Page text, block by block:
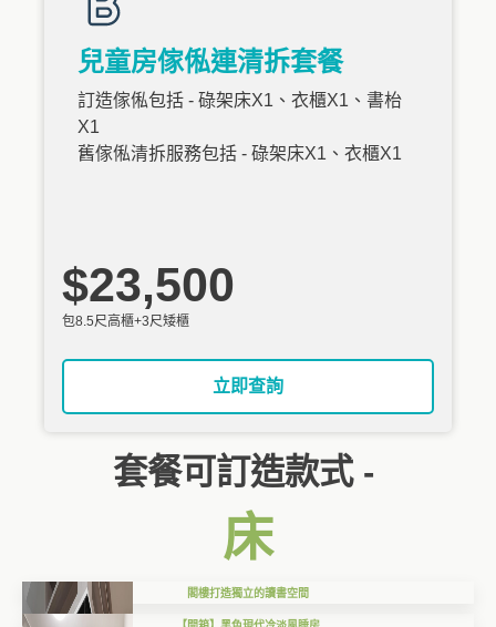
兒童房傢俬連清拆套餐
訂造傢俬包括 - 碌架床X1、衣櫃X1、書枱
X1
舊傢俬清拆服務包括 - 碌架床X1、衣櫃X1
$23,500
包8.5尺高櫃+3尺矮櫃
立即查詢
套餐可訂造款式 -
床
閣樓打造獨立的讀書空間